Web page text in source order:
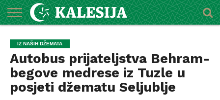
O
MEDŽLISU
DŽEMATI
IMAMI
MEKTEBSKI
CENTAR
VIJESTI
HUTBE
NAJAVE
KALENDAR
KONTAKT
IZ NAŠIH DŽEMATA
Autobus prijateljstva Behram-
begove medrese iz Tuzle u
posjeti džematu Seljublje